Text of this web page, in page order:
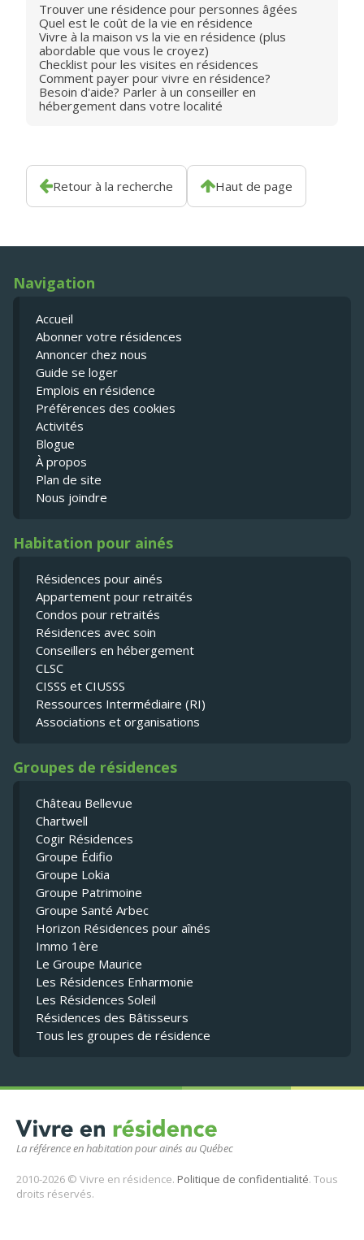
Trouver une résidence pour personnes âgées
Quel est le coût de la vie en résidence
Vivre à la maison vs la vie en résidence (plus
abordable que vous le croyez)
Checklist pour les visites en résidences
Comment payer pour vivre en résidence?
Besoin d'aide? Parler à un conseiller en
hébergement dans votre localité
Retour à la recherche Haut de page
La référence en habitation pour ainés au Québec
2010-2026 © Vivre en résidence. Politique de confidentialité. Tous
droits réservés.
Navigation
Accueil
Abonner votre résidences
Annoncer chez nous
Guide se loger
Emplois en résidence
Préférences des cookies
Activités
Blogue
À propos
Plan de site
Nous joindre
Habitation pour ainés
Résidences pour ainés
Appartement pour retraités
Condos pour retraités
Résidences avec soin
Conseillers en hébergement
CLSC
CISSS et CIUSSS
Ressources Intermédiaire (RI)
Associations et organisations
Groupes de résidences
Château Bellevue
Chartwell
Cogir Résidences
Groupe Édifio
Groupe Lokia
Groupe Patrimoine
Groupe Santé Arbec
Horizon Résidences pour aînés
Immo 1ère
Le Groupe Maurice
Les Résidences Enharmonie
Les Résidences Soleil
Résidences des Bâtisseurs
Tous les groupes de résidence